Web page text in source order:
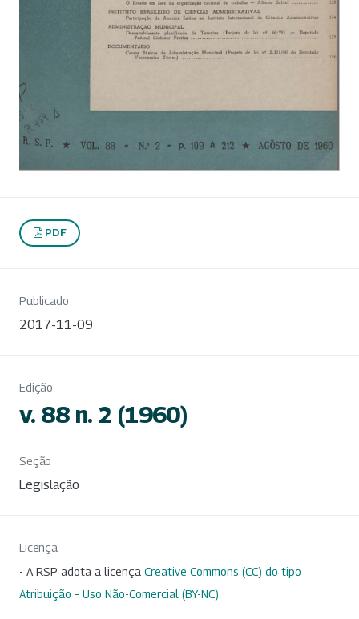
PDF
Publicado
2017-11-09
Edição
v. 88 n. 2 (1960)
Seção
Legislação
Licença
- A RSP adota a licença Creative Commons (CC) do tipo
Atribuição – Uso Não-Comercial (BY-NC)